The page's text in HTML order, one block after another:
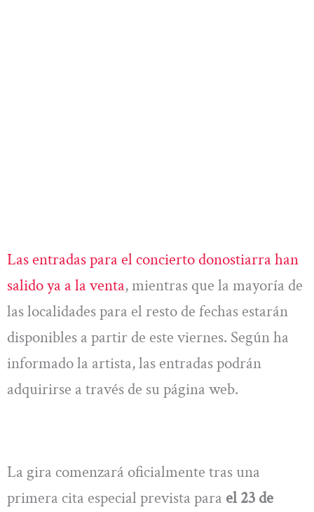
Las entradas para el concierto donostiarra han
salido ya a la venta, mientras que la mayoría de
las localidades para el resto de fechas estarán
disponibles a partir de este viernes. Según ha
informado la artista, las entradas podrán
adquirirse a través de su página web.
La gira comenzará oficialmente tras una
primera cita especial prevista para el 23 de